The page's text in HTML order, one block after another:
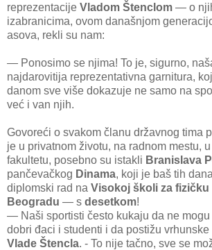
reprezentacije Vladom Štenclom — o
izabranicima, ovom današnjom
asova, rekli su nam:
— Ponosimo se njima! To je, sigurno,
najdarovitija reprezentativna garnitura,
danom sve više dokazuje ne samo na
već i van njih.
Govoreći o svakom članu državnog tima
je u privatnom životu, na radnom mestu,
fakultetu, posebno su istakli Branislava
pančevačkog Dinama, koji je baš tih
diplomski rad na Visokoj školi za
Beogradu — s desetkom!
— Naši sportisti često kukaju da ne mogu
dobri đaci i studenti i da postižu
Vlade Štencla. - To nije tačno, sve se